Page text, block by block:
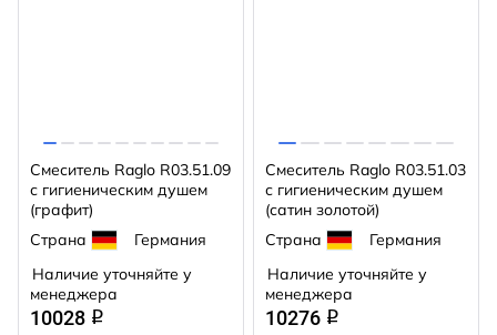
Смеситель Raglo R03.51.09
с гигиеническим душем
(графит)
Страна
Германия
Наличие уточняйте у
менеджера
10028 q
Смеситель Raglo R03.51.03
с гигиеническим душем
(сатин золотой)
Страна
Германия
Наличие уточняйте у
менеджера
10276 q